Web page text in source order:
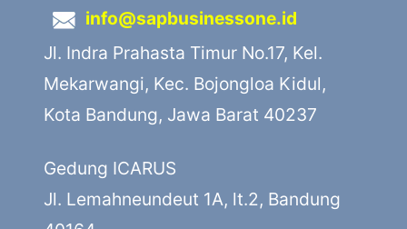
info@sapbusinessone.id
Jl. Indra Prahasta Timur No.17, Kel.
Mekarwangi, Kec. Bojongloa Kidul,
Kota Bandung, Jawa Barat 40237
Gedung ICARUS
Jl. Lemahneundeut 1A, lt.2, Bandung